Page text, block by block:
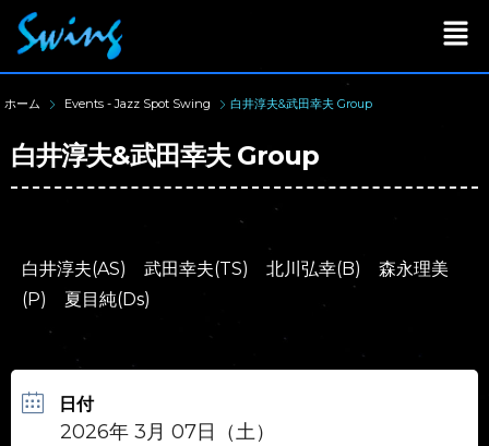
ホーム Events - Jazz Spot Swing 白井淳夫&武田幸夫 Group
白井淳夫&武田幸夫 Group
白井淳夫(AS) 武田幸夫(TS) 北川弘幸(B) 森永理美
(P) 夏目純(Ds)
日付
2026年 3月 07日（土）